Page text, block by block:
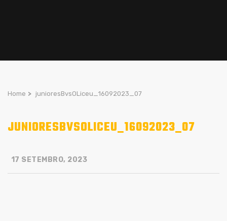
Home > junioresBvsOLiceu_16092023_07
JUNIORESBVSOLICEU_16092023_07
17 SETEMBRO, 2023